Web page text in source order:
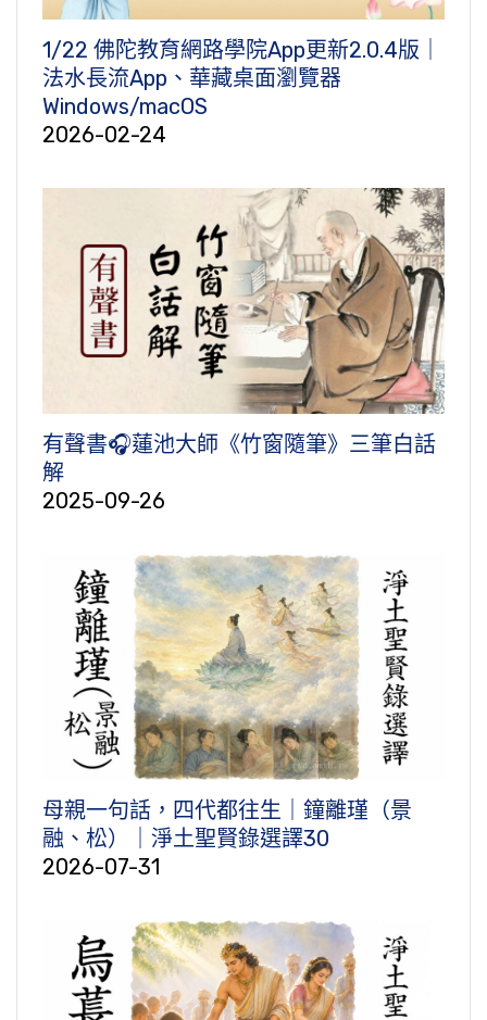
1/22 佛陀教育網路學院App更新2.0.4版｜
法水長流App、華藏桌面瀏覽器
Windows/macOS
2026-02-24
有聲書🎧蓮池大師《竹窗隨筆》三筆白話
解
2025-09-26
母親一句話，四代都往生｜鐘離瑾（景
融、松）｜淨土聖賢錄選譯30
2026-07-31